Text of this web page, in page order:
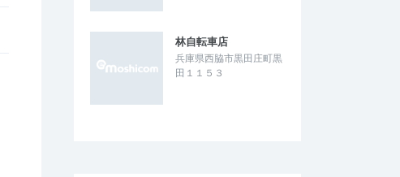
林自転車店
兵庫県西脇市黒田庄町黒
田１１５３